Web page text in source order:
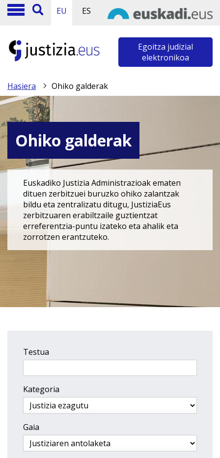
EU ES
Egoitza judizial
elektronikoa
Hasiera Ohiko galderak
Ohiko galderak
Euskadiko Justizia Administrazioak ematen
dituen zerbitzuei buruzko ohiko zalantzak
bildu eta zentralizatu ditugu, JustiziaEus
zerbitzuaren erabiltzaile guztientzat
erreferentzia-puntu izateko eta ahalik eta
zorrotzen erantzuteko.
Testua
Kategoria
Gaia